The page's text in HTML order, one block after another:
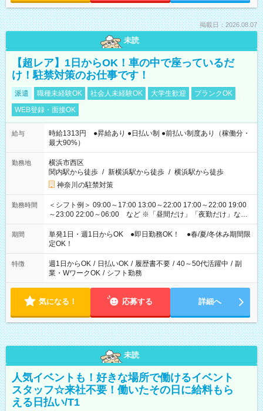
掲載日：2026.08.07
未読
【超レア】1日からOK！車の中で座っているだ
け！駐禁対策のお仕事です！
派遣 職種未経験OK 社会人未経験OK 大学生歓迎
ブランクOK
WEB登録・面接OK
給与
時給1313円 ●昇給あり ●日払い制 ●前払い制度あり（稼働分・
最大90%）
勤務地
横浜市西区
関内駅から徒歩 / 新横浜駅から徒歩 / 横浜駅から徒歩
神奈川の駐禁対策
勤務時間
＜シフト例＞ 09:00～17:00 13:00～22:00 17:00～22:00 19:00
～23:00 22:00～06:00 など ※「昼間だけ」「夜勤だけ」など
の希望OK
期間
単発1日・週1日からOK ●即日勤務OK！ ●春/夏/冬休み期間限
定OK！
特徴 週1日からOK / 日払いOK / 履歴書不要 / 40～50代活躍中 / 副
業・WワークOK / シフト勤務
気になる！ 応募する 詳細へ
未読
人気イベントも！好きな場所で働けるイベント
スタッフ☆来社不要！働いたその日に給料もら
える日払い/T1